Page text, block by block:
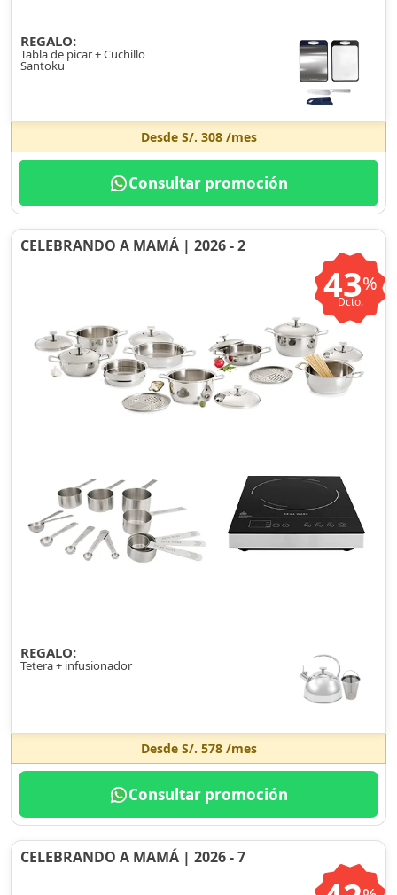
REGALO:
Tabla de picar + Cuchillo
Santoku
Desde S/. 308/mes
Consultar promoción
CELEBRANDO A MAMÁ | 2026 - 2
43%
Dcto.
REGALO:
Tetera + infusionador
Desde S/. 578/mes
Consultar promoción
CELEBRANDO A MAMÁ | 2026 - 7